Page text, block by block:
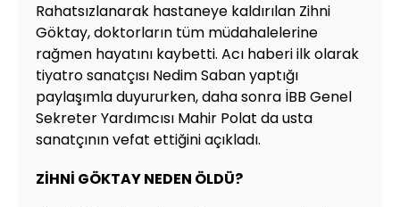
Rahatsızlanarak hastaneye kaldırılan Zihni
Göktay, doktorların tüm müdahalelerine
rağmen hayatını kaybetti. Acı haberi ilk olarak
tiyatro sanatçısı Nedim Saban yaptığı
paylaşımla duyururken, daha sonra İBB Genel
Sekreter Yardımcısı Mahir Polat da usta
sanatçının vefat ettiğini açıkladı.
ZİHNİ GÖKTAY NEDEN ÖLDÜ?